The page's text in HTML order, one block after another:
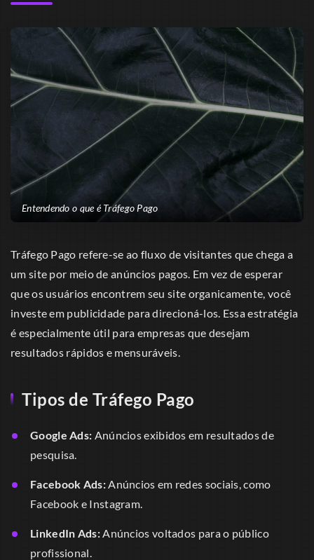
Entendendo o que é Tráfego Pago
Tráfego Pago refere-se ao fluxo de visitantes que chega a
um site por meio de anúncios pagos. Em vez de esperar
que os usuários encontrem seu site organicamente, você
investe em publicidade para direcioná-los. Essa estratégia
é especialmente útil para empresas que desejam
resultados rápidos e mensuráveis.
Tipos de Tráfego Pago
Google Ads: Anúncios exibidos em resultados de
pesquisa.
Facebook Ads:Anúncios em redes sociais, como
Facebook e Instagram.
LinkedIn Ads:Anúncios voltados para o público
profissional.